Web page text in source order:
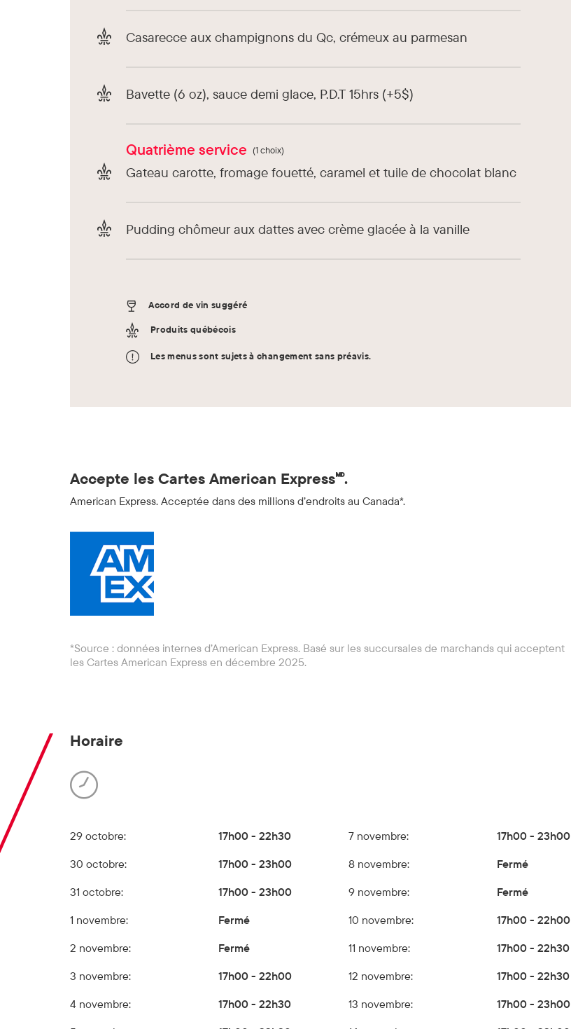
Casarecce aux champignons du Qc, crémeux au parmesan
Bavette (6 oz), sauce demi glace, P.D.T 15hrs (+5$)
Quatrième service (1 choix)
Gateau carotte, fromage fouetté, caramel et tuile de chocolat blanc
Pudding chômeur aux dattes avec crème glacée à la vanille
Accord de vin suggéré
Produits québécois
Les menus sont sujets à changement sans préavis.
Accepte les Cartes American Express🅫.
American Express. Acceptée dans des millions d’endroits au Canada*.
*Source : données internes d’American Express. Basé sur les succursales de marchands qui acceptent
les Cartes American Express en décembre 2025.
Horaire
29 octobre:
17h00 - 22h30
30 octobre:
17h00 - 23h00
31 octobre:
17h00 - 23h00
1 novembre:
Fermé
2 novembre:
Fermé
3 novembre:
17h00 - 22h00
4 novembre:
17h00 - 22h30
7 novembre:
17h00 - 23h00
8 novembre:
Fermé
9 novembre:
Fermé
10 novembre:
17h00 - 22h00
11 novembre:
17h00 - 22h30
12 novembre:
17h00 - 22h30
13 novembre:
17h00 - 23h00